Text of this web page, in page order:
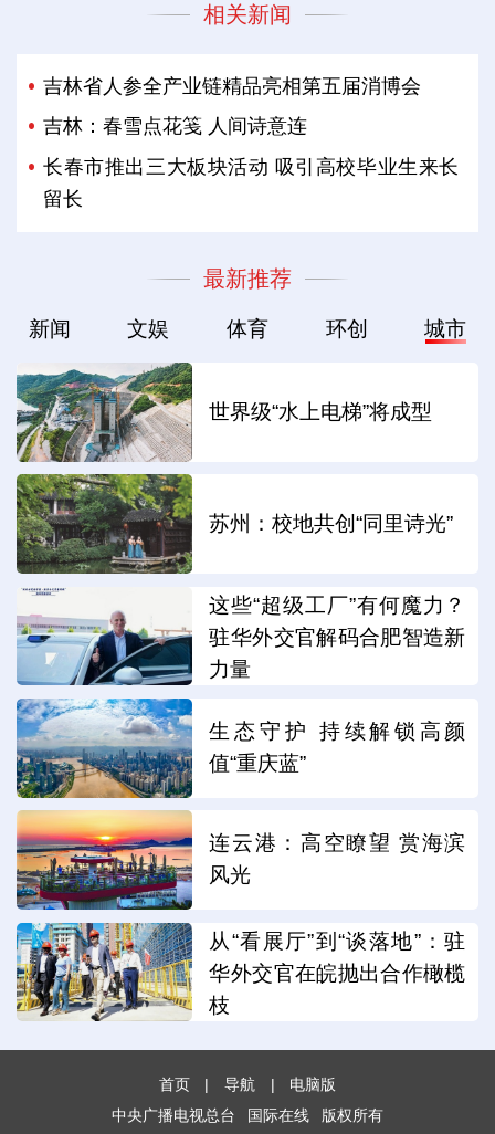
相关新闻
吉林省人参全产业链精品亮相第五届消博会
吉林：春雪点花笺 人间诗意连
长春市推出三大板块活动 吸引高校毕业生来长
留长
最新推荐
新闻 文娱 体育 环创 城市
世界级“水上电梯”将成型
苏州：校地共创“同里诗光”
这些“超级工厂”有何魔力？
驻华外交官解码合肥智造新
力量
生态守护 持续解锁高颜
值“重庆蓝”
连云港：高空瞭望 赏海滨
风光
从“看展厅”到“谈落地”：驻
华外交官在皖抛出合作橄榄
枝
首页 | 导航 |
电脑版
中央广播电视总台
国际在线 版权所有